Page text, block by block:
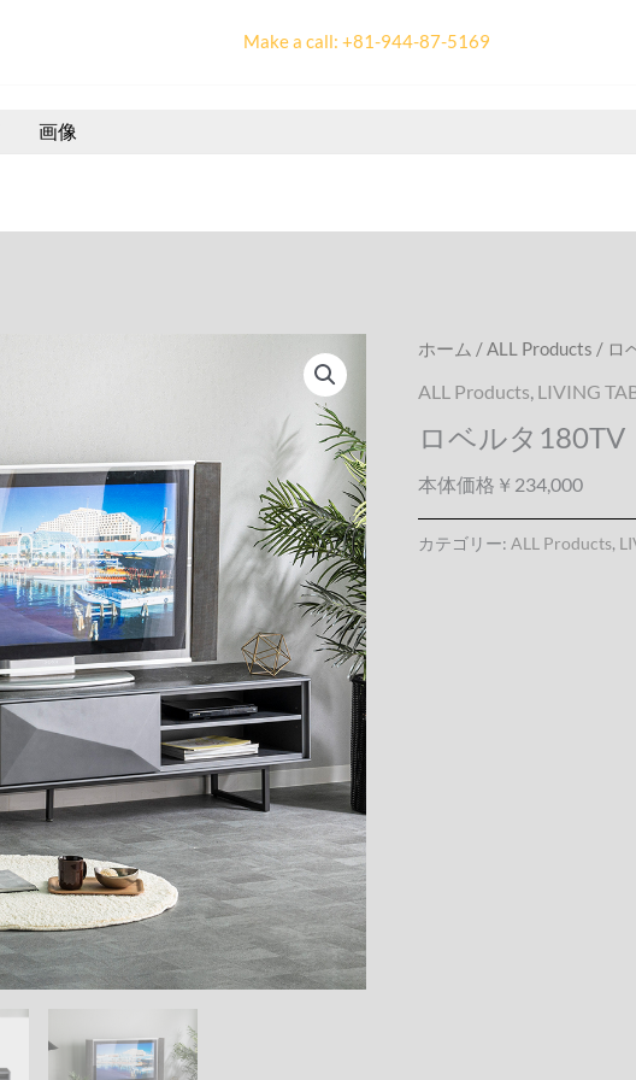
Make a call: +81-944-87-5169
画像
ホーム /ALL Products / ロ
ALL Products, LIVING
ロベルタ180TV
本体価格￥234,000
カテゴリー:ALL Products,